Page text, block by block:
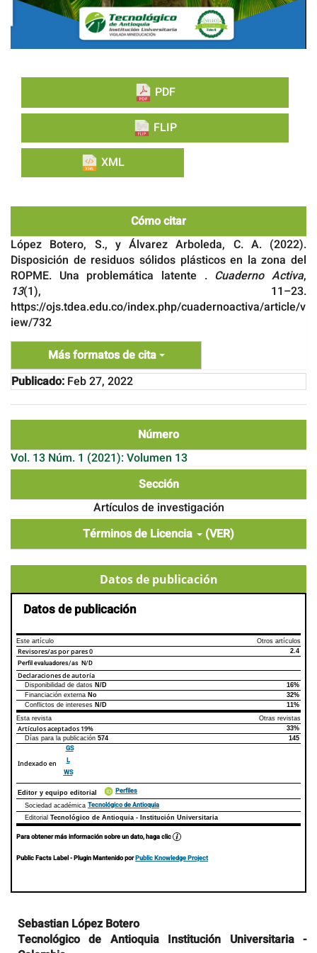
PDF
FLIP
XML
Cómo citar
López Botero, S., y Álvarez Arboleda, C. A. (2022).
Disposición de residuos sólidos plásticos en la zona del
ROPME. Una problemática latente . Cuaderno Activa,
13(1), 11–23.
https://ojs.tdea.edu.co/index.php/cuadernoactiva/article/v
iew/732
Más formatos de cita
Publicado: Feb 27, 2022
Número
Vol. 13 Núm. 1 (2021): Volumen 13
Sección
Artículos de investigación
Términos de Licencia
(VER)
Datos de publicación
Datos de publicación
Este artículo Otros artículos
Revisores/as por pares0 2.4
Perfil evaluadores/as N/D
Declaraciones de autoría
Declaraciones de autoríaEste artículo
Disponibilidad de datos N/D
16%
Financiación externa No
32%
Conflictos de intereses N/D
11%
Esta revista
Otras revistas
Artículos aceptados 19%
33%
Días para la publicación 574 145
Indexado en
GS
L
WS
Editor y equipo editorial Perfiles
Sociedad académica Tecnológico de Antioquia
Editorial Tecnológico de Antioquia - Institución Universitaria
Para obtener más información sobre un dato, haga clic
Public Facts Label- Plugin Mantenido porPublic Knowledge Project
Contenido
principal
del
Sebastian López Botero
Tecnológico de Antioquia Institución Universitaria -